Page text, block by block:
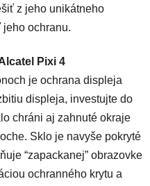
z jeho unikátneho
ochranu.
Pixi 4
je ochrana displeja
displeja, investujte do
chráni aj zahnuté okraje
Sklo je navyše pokryté
“zapackanej” obrazovke
ochranného krytu a